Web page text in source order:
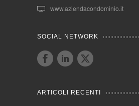
www.aziendacondominio.it
SOCIAL NETWORK
ARTICOLI RECENTI